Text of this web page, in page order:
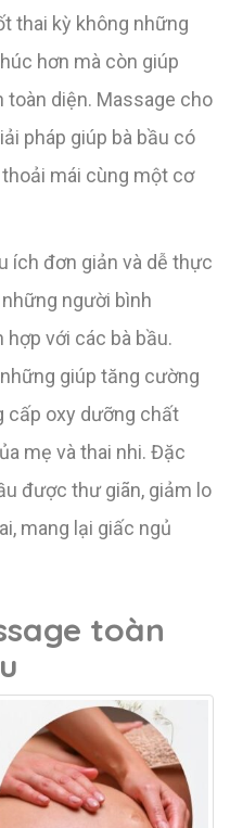
thai kỳ không những
hơn mà còn giúp
toàn diện. Massage cho
pháp giúp bà bầu có
mái cùng một cơ
ích đơn giản và dễ thực
người bình
với các bà bầu.
giúp tăng cường
cấp oxy dưỡng chất
mẹ và thai nhi. Đặc
được thư giãn, giảm lo
mang lại giấc ngủ
toàn